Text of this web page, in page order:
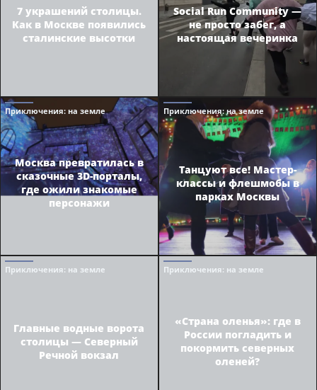
7 украшений столицы.
Как в Москве появились
сталинские высотки
Social Run Community —
не просто забег, а
настоящая вечеринка
Приключения: на земле
Москва превратилась в
сказочные 3D-порталы,
где ожили знакомые
персонажи
Приключения: на земле
Танцуют все! Мастер-
классы и флешмобы в
парках Москвы
Приключения: на земле
Главные водные ворота
столицы — Северный
Речной вокзал
Приключения: на земле
«Страна оленья»: где в
России погладить и
покормить северных
оленей?